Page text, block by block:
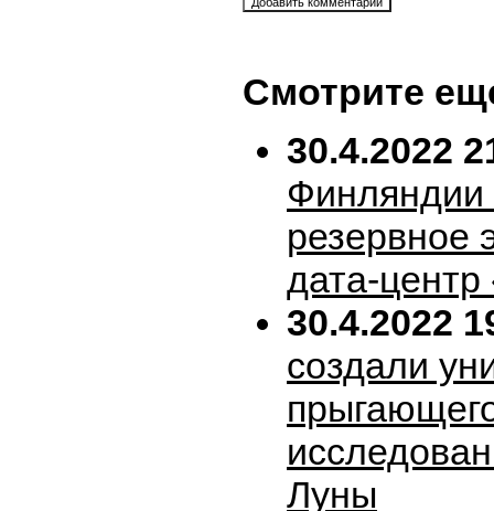
Смотрите
30.4.2022
резервное
дата-
30.4.2022
создали
Луны